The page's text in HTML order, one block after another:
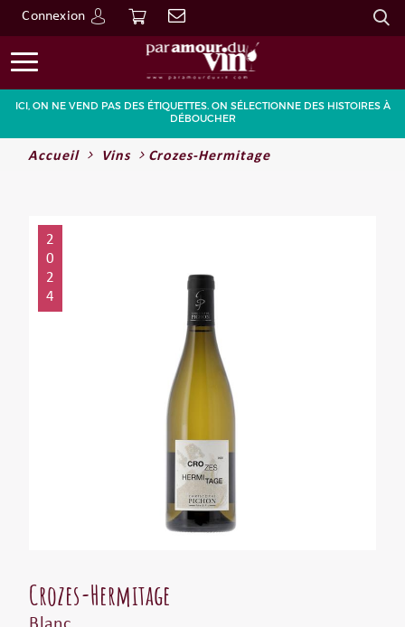
Connexion
Go
ICI, ON NE VEND PAS DES ÉTIQUETTES. ON SÉLECTIONNE DES HISTOIRES À
DÉBOUCHER
Accueil Vins Crozes-Hermitage
2
0
2
4
Crozes-Hermitage